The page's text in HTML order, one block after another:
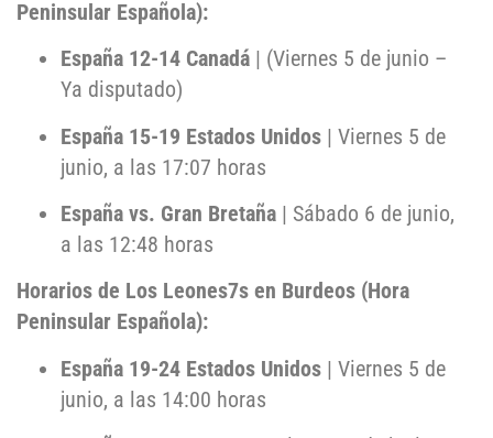
Peninsular Española):
España 12-14 Canadá | (Viernes 5 de junio –
Ya disputado)
España 15-19 Estados Unidos | Viernes 5 de
junio, a las 17:07 horas
España vs. Gran Bretaña | Sábado 6 de junio,
a las 12:48 horas
Horarios de Los Leones7s en Burdeos (Hora
Peninsular Española):
España 19-24 Estados Unidos | Viernes 5 de
junio, a las 14:00 horas